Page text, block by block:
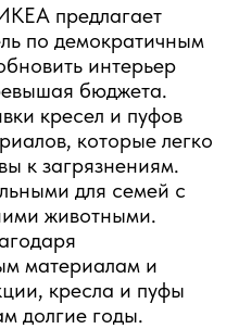
предлагает
по демократичным
интерьер
бюджета.
кресел и пуфов
которые легко
к загрязнениям.
для семей с
животными.
материалам и
кресла и пуфы
долгие годы.